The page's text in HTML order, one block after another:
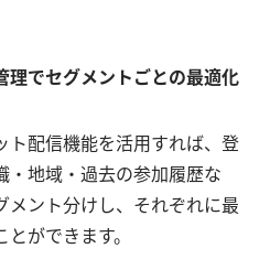
理でセグメントごとの最適化
ト配信機能を活用すれば、登
・地域・過去の参加履歴な
メント分けし、それぞれに最
ができます。